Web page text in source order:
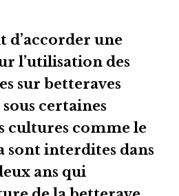
d’accorder une
l’utilisation des
sur betteraves
certaines
cultures comme le
sont interdites dans
ans qui